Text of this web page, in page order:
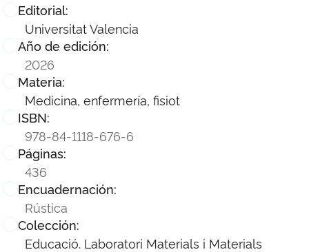
Editorial:
Universitat Valencia
Año de edición:
2026
Materia:
Medicina, enfermería, fisiot
ISBN:
978-84-1118-676-6
Páginas:
436
Encuadernación:
Rústica
Colección:
Educació. Laboratori Materials i Materials